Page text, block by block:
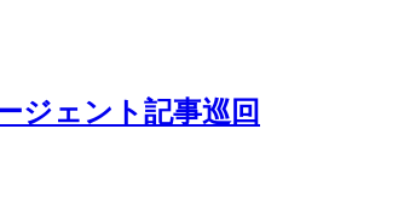
ジェント記事巡回